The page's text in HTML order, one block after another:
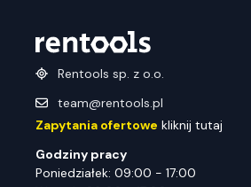
Rentools sp. z o.o.
team@rentools.pl
Zapytania ofertowe kliknij tutaj
Godziny pracy
Poniedziałek: 09:00 - 17:00